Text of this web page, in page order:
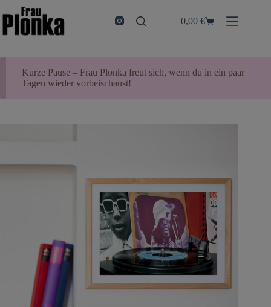
Inhalt
springen
Warenkorb
0,00€
Kurze Pause – Frau Plonka freut sich, wenn du in ein paar
Tagen wieder vorbeischaust!